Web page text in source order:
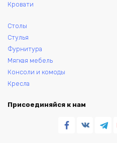
Кровати
Столы
Стулья
Фурнитура
Мягкая мебель
Консоли и комоды
Кресла
Присоединяйся к нам